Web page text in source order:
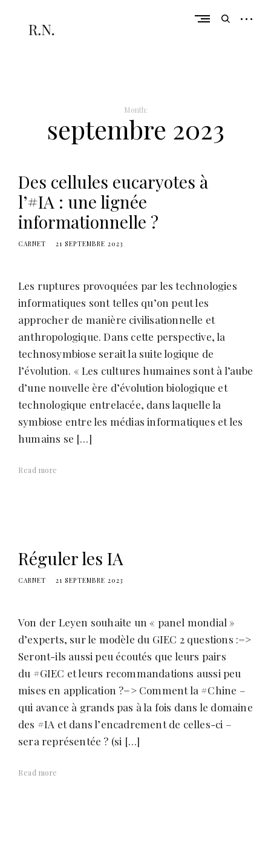
n
u
l
l
a
s
openopen
Month:
septembre 2023
Des cellules eucaryotes à
l’#IA : une lignée
informationnelle ?
CARNET 21 SEPTEMBRE 2023
Les ruptures provoquées par les technologies
informatiques sont telles qu’on peut les
approcher de manière civilisationnelle et
anthropologique. Dans cette perspective, la
technosymbiose serait la suite logique de
l’évolution. « Les cultures humaines sont à l’aube
d’une nouvelle ère d’évolution biologique et
technologique entrelacée, dans laquelle la
symbiose entre les médias informatiques et les
humains se […]
Read more
Réguler les IA
CARNET 21 SEPTEMBRE 2023
Von der Leyen souhaite un « panel mondial »
d’experts, sur le modèle du GIEC 2 questions :=>
Seront-ils aussi peu écoutés que leurs pairs
du #GIEC et leurs recommandations aussi peu
mises en application ?=> Comment la #Chine –
qui avance à grands pas à la fois dans le domaine
des #IA et dans l’encadrement de celles-ci –
sera représentée ? (si […]
Read more